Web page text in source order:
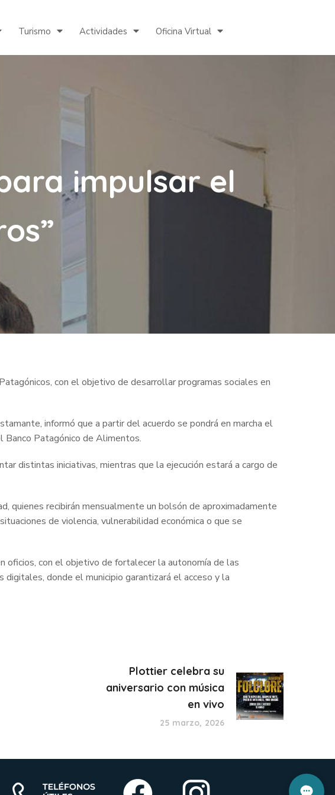
Turismo Actividades Oficina Virtual
impulsar el
con el objetivo de desarrollar programas sociales en
informó que a partir del acuerdo se pondrá en marcha el
Banco Patagónico de Alimentos.
distintas iniciativas, mientras que la ejecución estará a cargo de
quienes recibirán mensualmente un bolsón de aproximadamente
de violencia, vulnerabilidad económica o que se
oficios, con el objetivo de fortalecer la autonomía de las
donde el municipio garantizará el acceso y la
Plottier celebra su
aniversario con música
en vivo
25 marzo, 2026